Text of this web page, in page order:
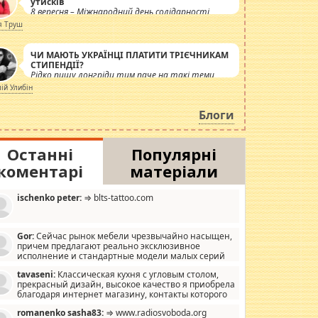
8 вересня – Міжнародний день солідарності
журналістів.
Труш
ЧИ МАЮТЬ УКРАЇНЦІ ПЛАТИТИ ТРІЄЧНИКАМ
СТИПЕНДІЇ?
Рідко пишу лонгріди тим паче на такі теми,
але вже просто дістало! Обурюють сьогоднішні
інсенуації навколо стипендіального питання.
Штучно роздувається ще одна соціальна
катастрофа.
Улибін
Блоги
Останні
Популярні
матеріали
ischenko peter: ⇒ blts-tattoo.com
Gor:Сейчас рынок мебели чрезвычайно насыщен,
причем предлагают реально эксклюзивное
исполнение и стандартные модели малых серий
мало походит на стандартные формы, в MebelOk,
и что главное - со вкусом все в порядке,
ненужных наворотов удорожающих мебель, а это не
tavaseni: Классическая кухня с угловым столом,
прекрасный дизайн, высокое качество я приобрела
благодаря интернет магазину, контакты которого
romanenko sasha83: ⇒ www.radiosvoboda.org